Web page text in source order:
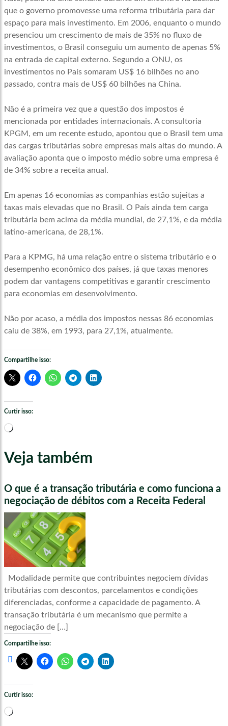
que o governo promovesse uma reforma tributária para dar
espaço para mais investimento. Em 2006, enquanto o mundo
presenciou um crescimento de mais de 35% no fluxo de
investimentos, o Brasil conseguiu um aumento de apenas 5%
na entrada de capital externo. Segundo a ONU, os
investimentos no País somaram US$ 16 bilhões no ano
passado, contra mais de US$ 60 bilhões na China.
Não é a primeira vez que a questão dos impostos é
mencionada por entidades internacionais. A consultoria
KPGM, em um recente estudo, apontou que o Brasil tem uma
das cargas tributárias sobre empresas mais altas do mundo. A
avaliação aponta que o imposto médio sobre uma empresa é
de 34% sobre a receita anual.
Em apenas 16 economias as companhias estão sujeitas a
taxas mais elevadas que no Brasil. O País ainda tem carga
tributária bem acima da média mundial, de 27,1%, e da média
latino-americana, de 28,1%.
Para a KPMG, há uma relação entre o sistema tributário e o
desempenho econômico dos países, já que taxas menores
podem dar vantagens competitivas e garantir crescimento
para economias em desenvolvimento.
Não por acaso, a média dos impostos nessas 86 economias
caiu de 38%, em 1993, para 27,1%, atualmente.
Compartilhe isso:
Curtir isso:
Carregando...
Veja também
O que é a transação tributária e como funciona a
negociação de débitos com a Receita Federal
Modalidade permite que contribuintes negociem dívidas
tributárias com descontos, parcelamentos e condições
diferenciadas, conforme a capacidade de pagamento. A
transação tributária é um mecanismo que permite a
negociação de […]
Compartilhe isso:
Curtir isso:
Carregando...